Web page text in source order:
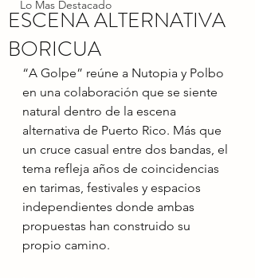
Lo Mas Destacado
ESCENA ALTERNATIVA
BORICUA
“A Golpe” reúne a Nutopia y Polbo
en una colaboración que se siente
natural dentro de la escena
alternativa de Puerto Rico. Más que
un cruce casual entre dos bandas, el
tema refleja años de coincidencias
en tarimas, festivales y espacios
independientes donde ambas
propuestas han construido su
propio camino.